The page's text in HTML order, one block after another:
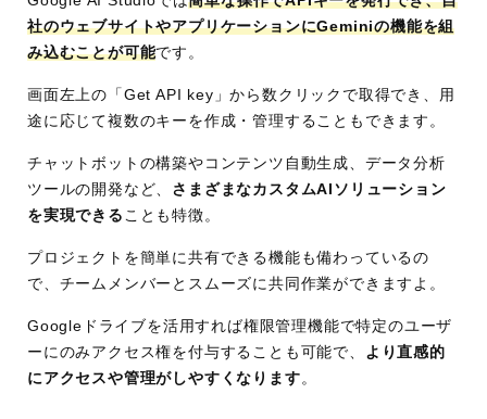
社のウェブサイトやアプリケーションにGeminiの機能を組
み込むことが可能です。
画面左上の「Get API key」から数クリックで取得でき、用
途に応じて複数のキーを作成・管理することもできます。
チャットボットの構築やコンテンツ自動生成、データ分析
ツールの開発など、 さまざまなカスタムAIソリューション
を実現できる ことも特徴。
プロジェクトを簡単に共有できる機能も備わっているの
で、チームメンバーとスムーズに共同作業ができますよ。
Googleドライブを活用すれば権限管理機能で特定のユーザ
ーにのみアクセス権を付与することも可能で、 より直感的
にアクセスや管理がしやすくなります。